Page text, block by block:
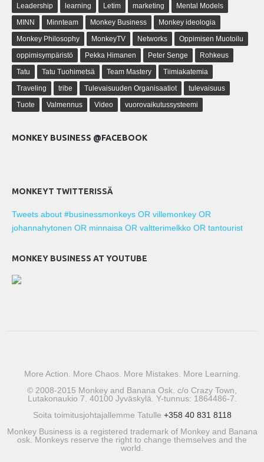
Leadership
learning Letim marketing
Mental Models
MINN
Minnteam Monkey Business
Monkey ideologia
Monkey Philosophy
MonkeyTV Networks
Oppimisen Muotoilu
oppimisympäristö
Pekka Himanen Peter Senge
Rohkeus
Tatu
Tatu Tuohimetsä Team Mastery
Tiimiakatemia
Traveling
tribe Tulevaisuuden Organisaatiot
tulevaisuus
Tuote
Valmennus Video vuorovaikutussysteemi
MONKEY BUSINESS @FACEBOOK
MONKEYT TWITTERISSÄ
Tweets about #businessmonkeys OR villemonkey OR
johannahytonen OR minnaisa OR valtterimelkko OR tantourist
MONKEY BUSINESS AT YOUTUBE
More Action. More Chaos. More Mistakes. More Learning.
© 2008-2015 Monkey and Banana Osk. c/o Crazy Town,
Lutakonaukio 7. 40100 Jyväskylä. Y-tunnus: 1864486-7.
Soita toimitusjohtajallemme Tatulle +358 40 831 8118
Monkey Business is a registered trademark of Monkey and Banana
osk. Monkeys reserve the right to change themselves and the
world.